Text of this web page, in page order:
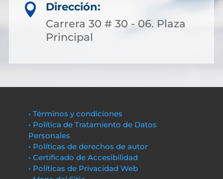

Dirección:
Carrera 30 # 30 - 06. Plaza
Principal
• Términos y condiciones
• Política de Tratamiento de Datos
Personales
• Políticas de derechos de autor
• Certificado de Accesibilidad
• Políticas de Privacidad Web